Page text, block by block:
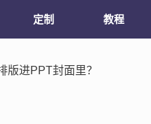
定制 教程
版进PPT封面里？